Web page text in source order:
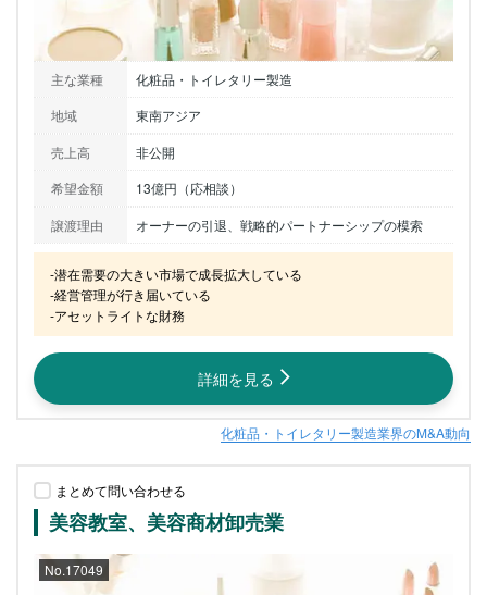
主な業種
化粧品・トイレタリー製造
地域
東南アジア
売上高
非公開
希望金額
13億円（応相談）
譲渡理由
オーナーの引退、戦略的パートナーシップの模索
-潜在需要の大きい市場で成長拡大している
-経営管理が行き届いている
-アセットライトな財務
詳細を見る
化粧品・トイレタリー製造業界のM&A動向
まとめて問い合わせる
美容教室、美容商材卸売業
No.17049